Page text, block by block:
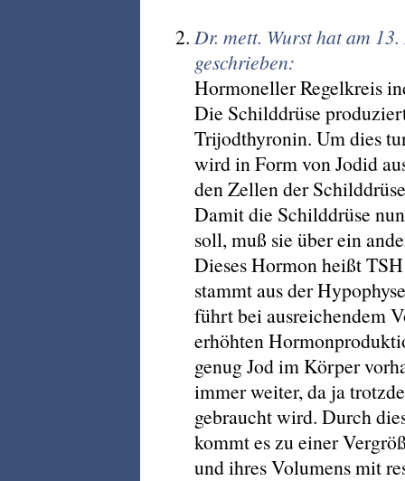
Dr. mett. Wurst hat am
geschrieben:
Hormoneller Regelkreis
Die Schilddrüse
Trijodthyronin. Um dies
wird in Form von Jodid
den Zellen der
Damit die Schilddrüse
soll, muß sie über ein
Dieses Hormon heißt
stammt aus der
führt bei ausreichendem
erhöhten
genug Jod im Körper
immer weiter, da ja
gebraucht wird. Durch
kommt es zu einer
und ihres Volumens mit